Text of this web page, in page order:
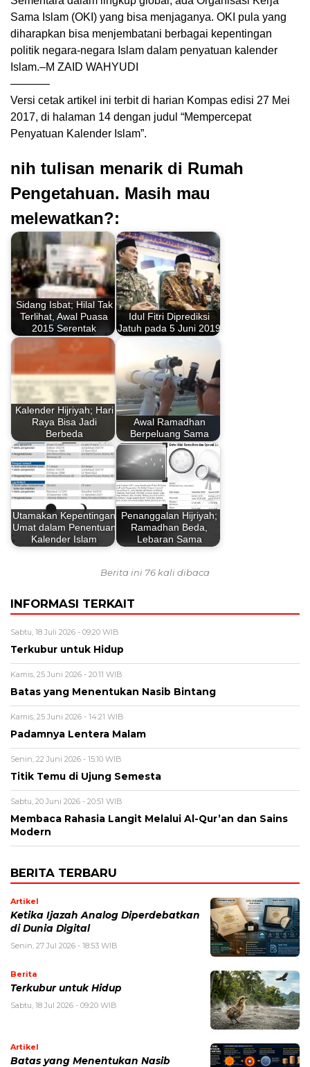
Sama Islam (OKI) yang bisa menjaganya. OKI pula yang
diharapkan bisa menjembatani berbagai kepentingan
politik negara-negara Islam dalam penyatuan kalender
Islam.–M ZAID WAHYUDI
———–
Versi cetak artikel ini terbit di harian Kompas edisi 27 Mei
2017, di halaman 14 dengan judul “Mempercepat
Penyatuan Kalender Islam”.
nih tulisan menarik di Rumah
Pengetahuan. Masih mau
melewatkan?:
Sidang Isbat; Hilal Tak
Terlihat, Awal Puasa
2015 Serentak
Idul Fitri Diprediksi
Jatuh pada 5 Juni 2019
Kalender Hijriyah; Hari
Raya Bisa Jadi
Berbeda
Awal Ramadhan
Berpeluang Sama
Utamakan Kepentingan
Umat dalam Penentuan
Kalender Islam
Penanggalan Hijriyah;
Ramadhan Beda,
Lebaran Sama
Berita ini 76 kali dibaca
INFORMASI TERKAIT
Sabtu, 18 Juli 2026 - 09:20 WIB
Terkubur untuk Hidup
Kamis, 25 Juni 2026 - 20:11 WIB
Batas yang Menentukan Nasib Bintang
Kamis, 25 Juni 2026 - 14:21 WIB
Padamnya Lentera Malam
Senin, 22 Juni 2026 - 15:10 WIB
Titik Temu di Ujung Semesta
Sabtu, 20 Juni 2026 - 20:51 WIB
Membaca Rahasia Langit Melalui Al-Qur’an dan Sains
Modern
BERITA TERBARU
Artikel
Ketika Ijazah Analog Diperdebatkan
di Dunia Digital
Senin, 27 Jul 2026 - 18:53 WIB
Berita
Terkubur untuk Hidup
Sabtu, 18 Jul 2026 - 09:20 WIB
Artikel
Batas yang Menentukan Nasib